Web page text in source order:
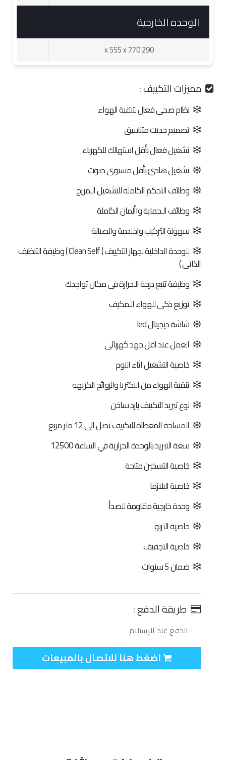
الوحده الخارجية
290 x 555 x 770
مميزات التكييف :
نظام صحى فعال لتنقية الهواء
تصميم حديث متناسق
تشغيل فعال بأقل استهالك للكهرباء
تشغيل هادئ بأقل مستوى صوت
وظائف التحكم الكاملة للتشغيل الـمريح
وظائف الـحماية واألمان الكاملة
سهولة التركيب واخلدمة والصيانة
للوحدة الداخلية لجهاز التكييف ) Clean Self ) وظيفة التنظيف
الذاتى )
وظيفة تتبع درجة الـحرارة فى مكان تواجدك
توزيع ذكى للهواء الـمكيف
شاشة ديجيتال led
العمل عند اقل جهد كهربائى
خاصية التشغيل اثاء النوم
تنقية الهواء من البكتريا والروائح الكريهه
نوع تبريد التكييف بارد ساخن
المساحة المغطاة للتكييف تصل الى 12 متر مربع
سعة التبريد بالوحدة الحرارية في الساعة 12500
خاصية التسخين متاحة
خاصية البلازما
وحدة خارجية مقاومة للصدأ
خاصية التربو
خاصية التجفيف
ضمان 5 سنوات
طريقة الدفع :
الدفع عند الإستلام
اضغط هنا للاتصال بالمبيعات